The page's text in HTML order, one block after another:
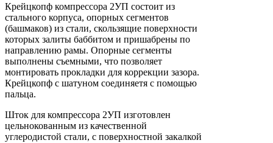
Крейцкопф компрессора 2УП состоит из
стального корпуса, опорных сегментов
(башмаков) из стали, скользящие поверхности
которых залиты баббитом и пришабрены по
направлению рамы. Опорные сегменты
выполнены съемными, что позволяет
монтировать прокладки для коррекции зазора.
Крейцкопф с шатуном соединяетя с помощью
пальца.
Шток для компрессора 2УП изготовлен
цельнокованным из качественной
углеродистой стали, с поверхностной закалкой